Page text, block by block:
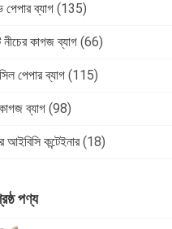
পেপার ব্যাগ (135)
নীচের কাগজ ব্যাগ (66)
পেপার ব্যাগ (115)
ব্যাগ (98)
আইবিসি কন্টেইনার (18)
পণ্য